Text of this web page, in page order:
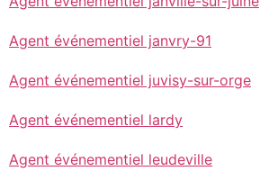
Agent événementiel janvry-91
Agent événementiel juvisy-sur-orge
Agent événementiel lardy
Agent événementiel leudeville